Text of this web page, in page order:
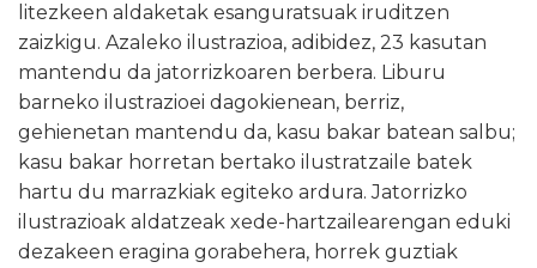
litezkeen aldaketak esanguratsuak iruditzen
zaizkigu. Azaleko ilustrazioa, adibidez, 23 kasutan
mantendu da jatorrizkoaren berbera. Liburu
barneko ilustrazioei dagokienean, berriz,
gehienetan mantendu da, kasu bakar batean salbu;
kasu bakar horretan bertako ilustratzaile batek
hartu du marrazkiak egiteko ardura. Jatorrizko
ilustrazioak aldatzeak xede-hartzailearengan eduki
dezakeen eragina gorabehera, horrek guztiak